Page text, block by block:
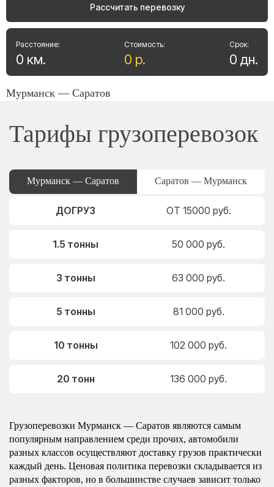
Рассчитать перевозку
Стоимость:
0 р.
Расстояние:
0 км.
Срок:
0 дн.
Мурманск — Саратов
Тарифы грузоперевозок
Мурманск — Саратов Саратов — Мурманск
ДОГРУЗ ОТ 15000 руб.
1.5 тонны 50 000 руб.
3 тонны 63 000 руб.
5 тонны 81 000 руб.
10 тонны 102 000 руб.
20 тонн 136 000 руб.
Грузоперевозки Мурманск — Саратов являются самым
популярным направлением среди прочих, автомобили
разных классов осуществляют доставку грузов практически
каждый день. Ценовая политика перевозки складывается из
разных факторов, но в большинстве случаев зависит только